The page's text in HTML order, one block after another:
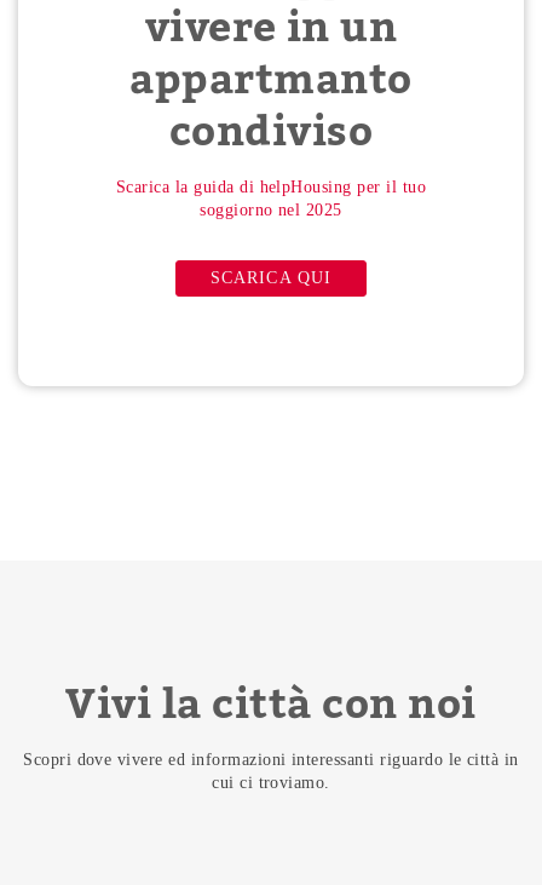
vivere in un
appartmanto
condiviso
Scarica la guida di helpHousing per il tuo
soggiorno nel 2025
SCARICA QUI
Vivi la città con noi
Scopri dove vivere ed informazioni interessanti riguardo le città in
cui ci troviamo.